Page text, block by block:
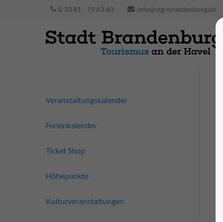
0 33 81 - 79 63 60 info@stg-brandenburg.de
Veranstaltungskalender
Ferienkalender
Ticket Shop
Höhepunkte
Kulturveranstaltungen